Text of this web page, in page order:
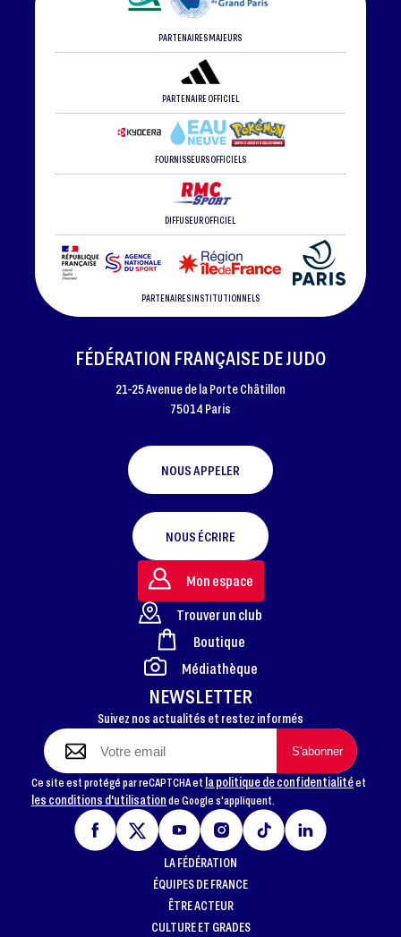
PARTENAIRES MAJEURS
PARTENAIRE OFFICIEL
FOURNISSEURS OFFICIELS
DIFFUSEUR OFFICIEL
PARTENAIRES INSTITUTIONNELS
FOOTER
FÉDÉRATION FRANÇAISE DE JUDO
21-25 Avenue de la Porte Châtillon
75014 Paris
NOUS APPELER
NOUS ÉCRIRE
NEWSLETTER
Suivez nos actualités et restez informés
Ce site est protégé par reCAPTCHA et la politique de confidentialitéet
les conditions d'utilisationde Google s'appliquent.
Mon espace
Trouver un club
Boutique
Médiathèque
LA FÉDÉRATION
ÉQUIPES DE FRANCE
ÊTRE ACTEUR
CULTURE ET GRADES